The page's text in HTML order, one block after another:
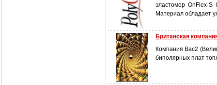
эластомер OnFlex-
Материал обладает
Британская
Компания Bac2
биполярных плат